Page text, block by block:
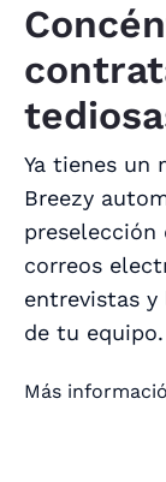
Ya tienes un
Breezy
preselección
correos
entrevistas
de tu equipo.
Más